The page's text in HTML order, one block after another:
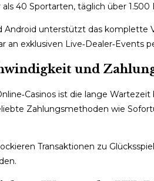
40 Sportarten, täglich über 1.500
Android unterstützt das komplette
an exklusiven Live‑Dealer‑Events
und
ist die lange
Zahlungsmethoden wie
Transaktionen zu